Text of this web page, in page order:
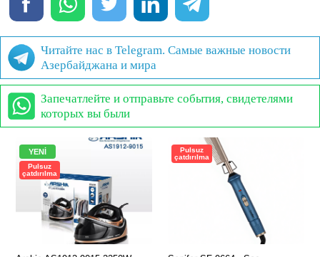
Читайте нас в Telegram. Самые важные новости
Азербайджана и мира
Запечатлейте и отправьте события, свидетелями
которых вы были